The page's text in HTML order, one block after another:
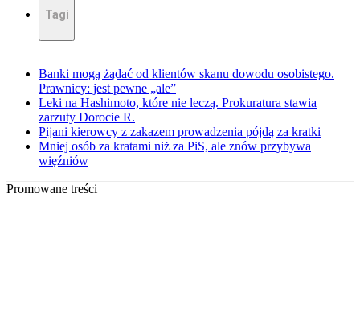
Tagi
Banki mogą żądać od klientów skanu dowodu osobistego.
Prawnicy: jest pewne „ale”
Leki na Hashimoto, które nie leczą. Prokuratura stawia
zarzuty Dorocie R.
Pijani kierowcy z zakazem prowadzenia pójdą za kratki
Mniej osób za kratami niż za PiS, ale znów przybywa
więźniów
Promowane treści